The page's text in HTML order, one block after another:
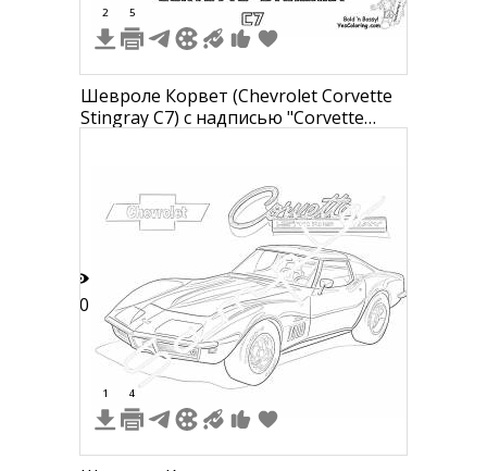
2 5
Шевроле Корвет (Chevrolet Corvette
Stingray C7) с надписью "Corvette
10
1 4